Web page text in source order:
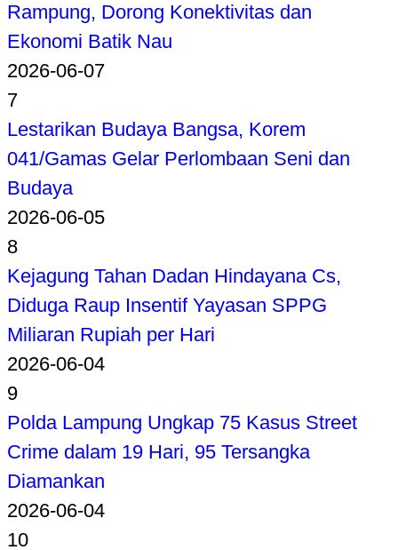
Rampung, Dorong Konektivitas dan
Ekonomi Batik Nau
2026-06-07
7
Lestarikan Budaya Bangsa, Korem
041/Gamas Gelar Perlombaan Seni dan
Budaya
2026-06-05
8
Kejagung Tahan Dadan Hindayana Cs,
Diduga Raup Insentif Yayasan SPPG
Miliaran Rupiah per Hari
2026-06-04
9
Polda Lampung Ungkap 75 Kasus Street
Crime dalam 19 Hari, 95 Tersangka
Diamankan
2026-06-04
10